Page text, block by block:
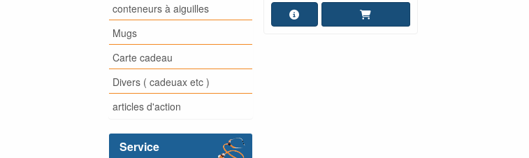
conteneurs à aiguilles
Mugs
Carte cadeau
Divers ( cadeuax etc )
articles d'action
Service